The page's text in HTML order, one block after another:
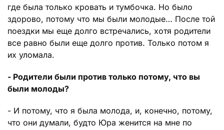
где была только кровать и тумбочка. Но было
здорово, потому что мы были молодые… После той
поездки мы еще долго встречались, хотя родители
все равно были еще долго против. Только потом я
их уломала.
- Родители были против только потому, что вы
были молоды?
- И потому, что я была молода, и, конечно, потому,
что они думали, будто Юра женится на мне по